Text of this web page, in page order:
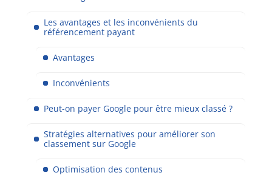
Les avantages et les inconvénients du
référencement payant
Avantages
Inconvénients
Peut-on payer Google pour être mieux classé ?
Stratégies alternatives pour améliorer son
classement sur Google
Optimisation des contenus